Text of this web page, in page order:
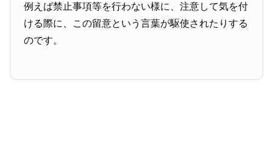
例えば禁止事項等を行わない様に、注意して気を付
ける際に、この留意という言葉が駆使されたりする
のです。